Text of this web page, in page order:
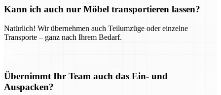
Kann ich auch nur Möbel transportieren lassen?
Natürlich! Wir übernehmen auch Teilumzüge oder einzelne
Transporte – ganz nach Ihrem Bedarf.
Übernimmt Ihr Team auch das Ein- und
Auspacken?